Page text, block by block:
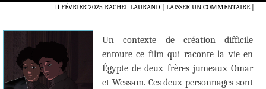
11 FÉVRIER 2025 RACHEL LAURAND LAISSER UN COMMENTAIRE|
Un contexte de création difficile
entoure ce film qui raconte la vie en
Égypte de deux frères jumeaux Omar
et Wessam. Ces deux personnages sont